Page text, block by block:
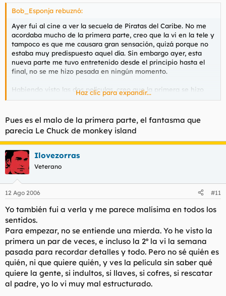
Bob_Esponja rebuznó:
Ayer fui al cine a ver la secuela de Piratas del Caribe. No me
acordaba mucho de la primera parte, creo que la vi en la tele y
tampoco es que me causara gran sensación, quizá porque no
estaba muy predispuesto aquel día. Sin embargo ayer, esta
nueva parte me tuvo entretenido desde el principio hasta el
final, no se me hizo pesada en ningún momento.
Habiendo visto las dos películas, creo que la primera se hizo
con la intención de ser un film de aventuras con algún
convertido en una comedia de aventuras. Todo ello, sin duda
ha sido como resultado de la caracterización del personaje del
capitán Jack Sparrow, que en la secuela ha exagerado mucho
más sus aires amanerados y gags cómicos. Y sigo diciendo que
me gustó mucho.
Tengo una pequeña duda que quiero que me aclaréis. Lo
pongo en blanco porque no se si puede afectar a alguien que
no haya visto esta segunda parte.
Como ya he dicho, no me acuerdo de mucho de la primera
película, así que quería saber quién es el pirata que
aparece en la escena final comiendo la manzana, supongo
que tiene algo que ver con la primera pero no se que
relación hay.
Haz clic para expandir...
Haz clic para expandir...
Pues es el malo de la primera parte, el fantasma que
parecia Le Chuck de monkey island
Ilovezorras
Veterano
12 Ago 2006 #11
Yo también fui a verla y me parece malísima en todos los
sentidos.
Para empezar, no se entiende una mierda. Yo he visto la
primera un par de veces, e incluso la 2º la vi la semana
pasada para recordar detalles y todo. Pero no sé quién es
quién, ni que quiere quién, y ves la película sin saber qué
quiere la gente, si indultos, si llaves, si cofres, si rescatar
al padre, yo lo vi muy mal estructurado.